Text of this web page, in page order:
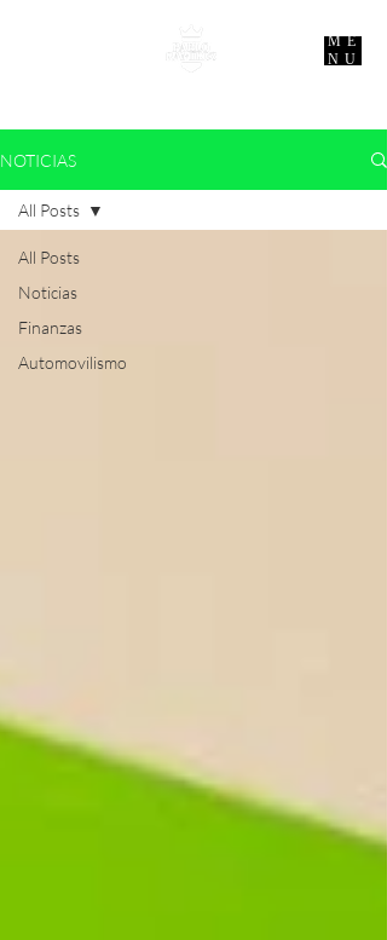
ME
NU
NOTICIAS
All Posts
Noticias
Finanzas
Automovilismo
All Posts